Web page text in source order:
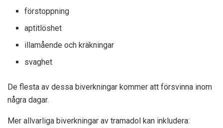
förstoppning
aptitlöshet
illamående och kräkningar
svaghet
De flesta av dessa biverkningar kommer att försvinna inom
några dagar.
Mer allvarliga biverkningar av tramadol kan inkludera: